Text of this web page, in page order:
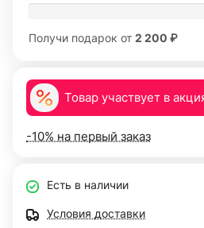
Получи подарок от 2 200 ₽
Товар участвует в
-10% на первый заказ
Есть в наличии
Условия доставки